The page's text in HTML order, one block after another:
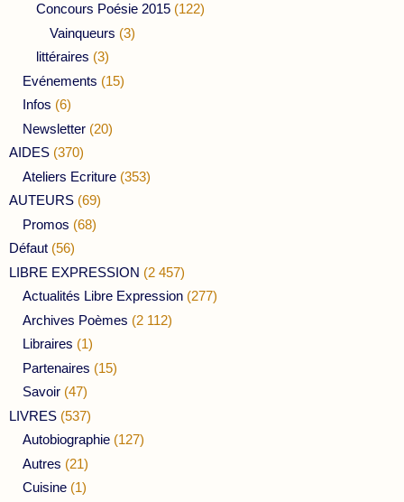
Concours Poésie 2015 (122)
Vainqueurs (3)
littéraires (3)
Evénements (15)
Infos (6)
Newsletter (20)
AIDES (370)
Ateliers Ecriture (353)
AUTEURS (69)
Promos (68)
Défaut (56)
LIBRE EXPRESSION (2 457)
Actualités Libre Expression (277)
Archives Poèmes (2 112)
Libraires (1)
Partenaires (15)
Savoir (47)
LIVRES (537)
Autobiographie (127)
Autres (21)
Cuisine (1)